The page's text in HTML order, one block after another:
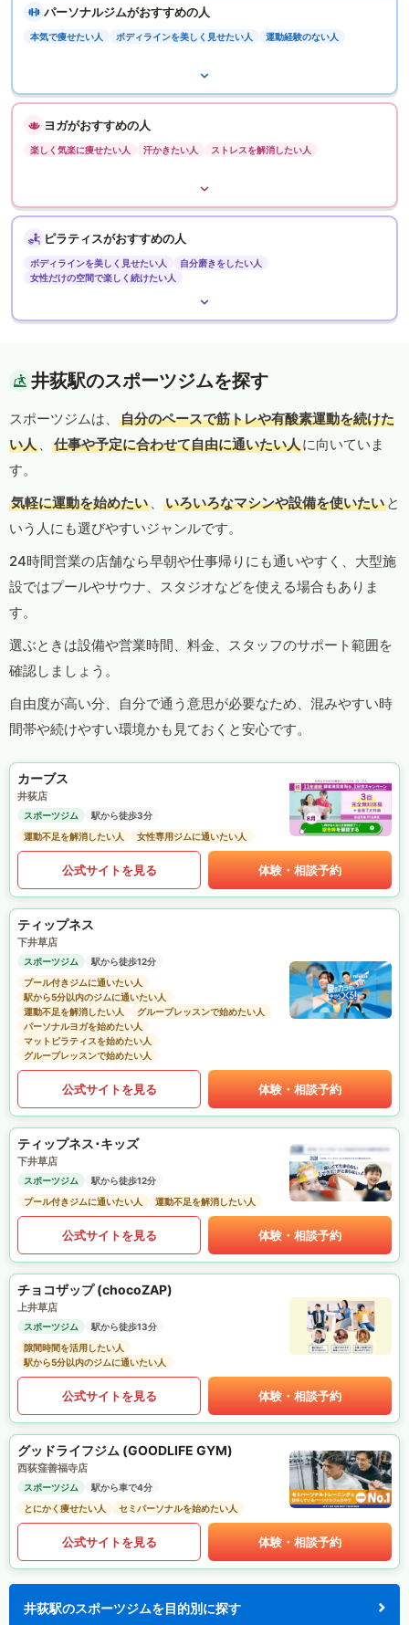
パーソナルジムがおすすめの人
本気で痩せたい人 ボディラインを美しく見せたい人 運動経験のない人
ヨガがおすすめの人
楽しく気楽に痩せたい人 汗かきたい人 ストレスを解消したい人
ピラティスがおすすめの人
ボディラインを美しく見せたい人
自分磨きをしたい人
女性だけの空間で楽しく続けたい人
井荻駅のスポーツジムを探す
スポーツジムは、
自分のペースで筋トレや有酸素運動を続けた
い人 、 仕事や予定に合わせて自由に通いたい人に向いていま
す。
気軽に運動を始めたい 、 いろいろなマシンや設備を使いたい と
いう人にも選びやすいジャンルです。
24時間営業の店舗なら早朝や仕事帰りにも通いやすく、大型施
設ではプールやサウナ、スタジオなどを使える場合もありま
す。
選ぶときは設備や営業時間、料金、スタッフのサポート範囲を
確認しましょう。
自由度が高い分、自分で通う意思が必要なため、混みやすい時
間帯や続けやすい環境かも見ておくと安心です。
カーブス
井荻店
スポーツジム
駅から徒歩3分
運動不足を解消したい人
女性専用ジムに通いたい人
公式サイトを見る 体験・相談予約
ティップネス
下井草店
スポーツジム
駅から徒歩12分
プール付きジムに通いたい人
駅から5分以内のジムに通いたい人
運動不足を解消したい人
グループレッスンで始めたい人
パーソナルヨガを始めたい人
マットピラティスを始めたい人
グループレッスンで始めたい人
公式サイトを見る 体験・相談予約
ティップネス･キッズ
下井草店
スポーツジム
駅から徒歩12分
プール付きジムに通いたい人
運動不足を解消したい人
公式サイトを見る 体験・相談予約
チョコザップ (chocoZAP)
上井草店
スポーツジム
駅から徒歩13分
隙間時間を活用したい人
駅から5分以内のジムに通いたい人
公式サイトを見る 体験・相談予約
グッドライフジム (GOODLIFE GYM)
西荻窪善福寺店
スポーツジム
駅から車で4分
とにかく痩せたい人
セミパーソナルを始めたい人
公式サイトを見る 体験・相談予約
井荻駅のスポーツジムを目的別に探す